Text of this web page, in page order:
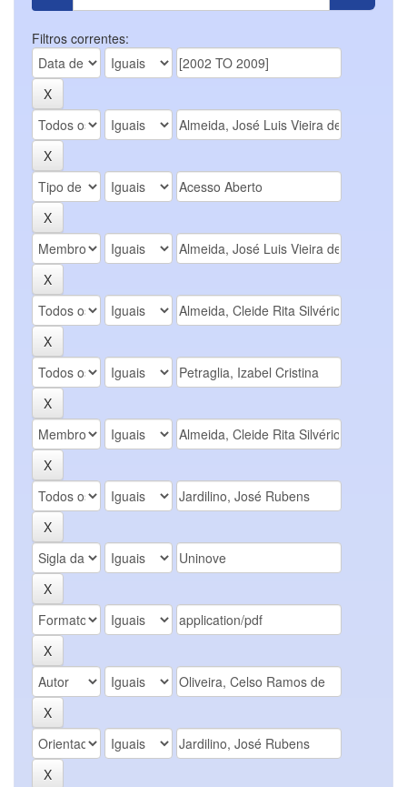
Filtros correntes: